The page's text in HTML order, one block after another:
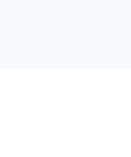
séjour.
demande